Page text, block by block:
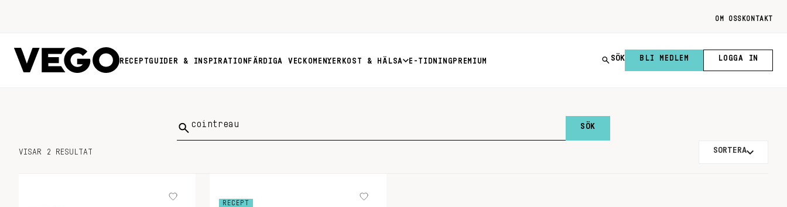
OM OSS KONTAKT
RECEPTGUIDER & INSPIRATION FÄRDIGA VECKOMENYER KOST & HÄLSA E-TIDNING PREMIUM SÖK BLI MEDLEM LOGGA IN
Sök
VISAR 2 RESULTAT SORTERA
RECEPT